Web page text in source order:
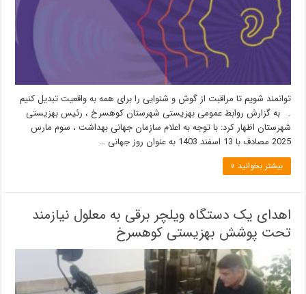
توانمند شویم تا مراقبت از گوش و شنوایی را برای همه به واقعیت تبدیل کنیم
. به گزارش روابط عمومی بهزیستی شهرستان کوهسرخ ، رئیس بهزیستی
شهرستان اظهار کرد: با توجه به اعلام سازمان جهانی بهداشت ، سوم مارس
2025 مصادف با 13 اسفند 1403 به عنوان روز جهانی …
بیشتر بخوانید »
اهدای یک دستگاه ویلچر برقی به معلول نیازمند
تحت پوشش بهزیستی کوهسرخ